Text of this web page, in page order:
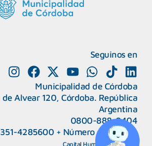
Seguinos en
Municipalidad de Córdoba
de Alvear 120, Córdoba. República
Argentina
0800-888-0404
351-4285600 + Número de interno
Capital Humano|Webmail
a Personas Migrantes y Refugiadas.